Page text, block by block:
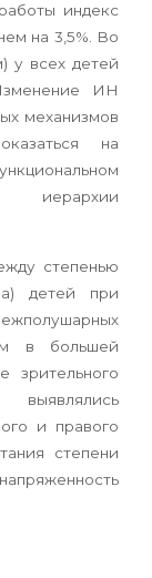
индекс
на 3,5%. Во
у всех детей
ИН
механизмов
на
иерархии
степенью
детей при
в большей
зрительного
и правого
степени